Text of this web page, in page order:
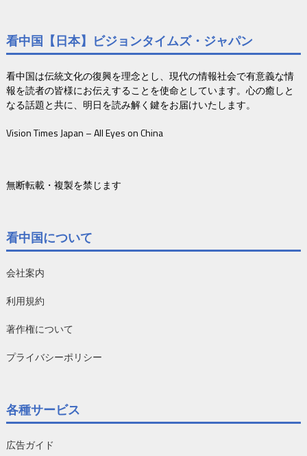
看中国【日本】ビジョンタイムズ・ジャパン
看中国は伝統文化の復興を理念とし、現代の情報社会で有意義な情
報を読者の皆様にお伝えすることを使命としています。心の癒しと
なる話題と共に、明日を読み解く鍵をお届けいたします。
Vision Times Japan – All Eyes on China
無断転載・複製を禁じます
看中国について
会社案内
利用規約
著作権について
プライバシーポリシー
各種サービス
広告ガイド